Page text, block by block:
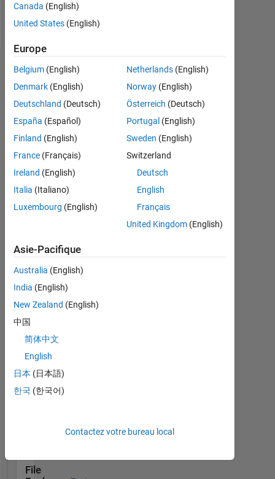
Message
Badges
Susan's
Badges
Answers
Badges
Tout
20 Jul 2017
First Answer
File
Canada (English)
United States (English)
Europe
Belgium (English)
Denmark (English)
Deutschland (Deutsch)
España (Español)
Finland (English)
France (Français)
Ireland (English)
Italia (Italiano)
Luxembourg (English)
Netherlands(English)
Norway(English)
Österreich (Deutsch)
Portugal (English)
Sweden (English)
Switzerland
Deutsch
English
Français
United Kingdom(English)
Asie-Pacifique
Australia (English)
India (English)
New Zealand (English)
中国
简体中文
English
日本 (日本語)
한국 (한국어)
Contactez votre bureau local